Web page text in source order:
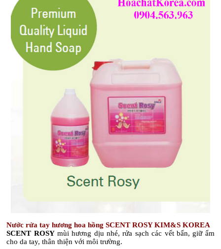
Nước rửa tay hương hoa hồng SCENT ROSY KIM&S KOREA
SCENT ROSYmùi hương dịu nhé, rửa sạch các vết bẩn, giữ ẩm
cho da tay, thân thiện với môi trường.